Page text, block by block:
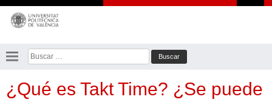
Saltar
contenido
Buscar:
¿Qué es Takt Time? ¿Se puede